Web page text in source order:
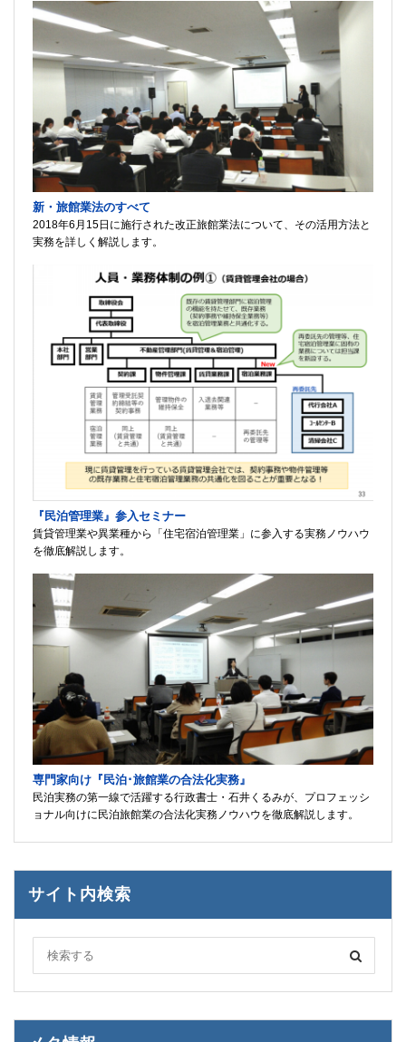
新・旅館業法のすべて
2018年6月15日に施行された改正旅館業法について、その活用方法と
実務を詳しく解説します。
『民泊管理業』参入セミナー
賃貸管理業や異業種から「住宅宿泊管理業」に参入する実務ノウハウ
を徹底解説します。
専門家向け『民泊･旅館業の合法化実務』
民泊実務の第一線で活躍する行政書士・石井くるみが、プロフェッシ
ョナル向けに民泊旅館業の合法化実務ノウハウを徹底解説します。
サイト内検索